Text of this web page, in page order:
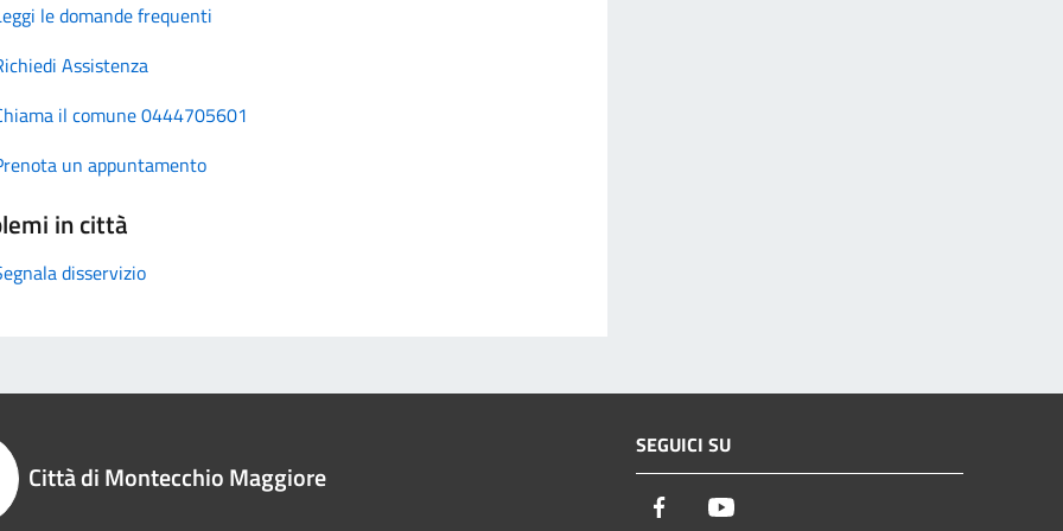
le domande frequenti
Assistenza
il comune 0444705601
un appuntamento
in città
disservizio
Città di Montecchio Maggiore
SEGUICI SU
Facebook